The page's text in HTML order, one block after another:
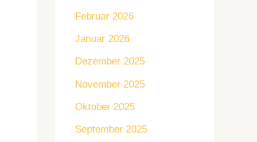
Februar 2026
Januar 2026
Dezember 2025
November 2025
Oktober 2025
September 2025